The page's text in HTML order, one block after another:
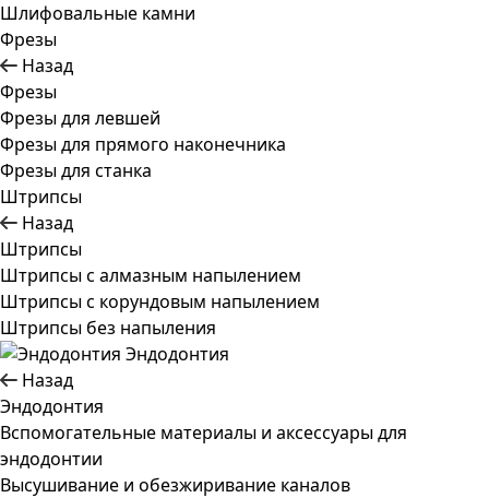
Шлифовальные камни
Фрезы
Назад
Фрезы
Фрезы для левшей
Фрезы для прямого наконечника
Фрезы для станка
Штрипсы
Назад
Штрипсы
Штрипсы c алмазным напылением
Штрипсы c корундовым напылением
Штрипсы без напыления
Эндодонтия
Назад
Эндодонтия
Вспомогательные материалы и аксессуары для
эндодонтии
Высушивание и обезжиривание каналов